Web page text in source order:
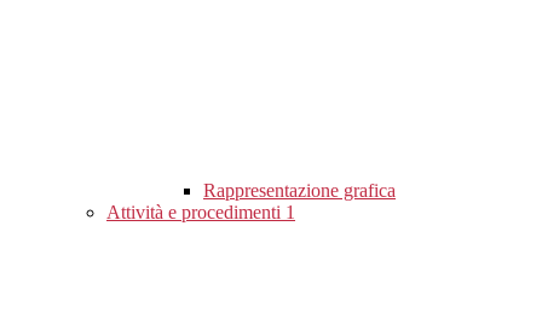
Rappresentazione grafica
Attività e procedimenti 1